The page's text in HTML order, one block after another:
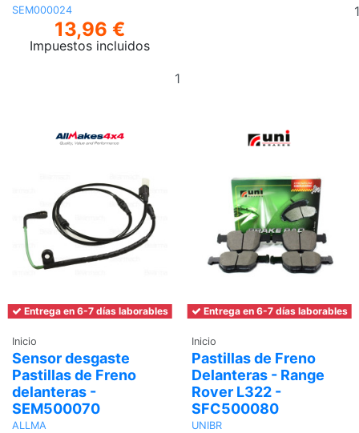
SEM000024
13,96 €
Impuestos incluidos
Entrega en 6-7 días laborables
Inicio
Sensor desgaste
Pastillas de Freno
delanteras -
SEM500070
ALLMA
Entrega en 6-7 días laborables
Inicio
Pastillas de Freno
Delanteras - Range
Rover L322 -
SFC500080
UNIBR